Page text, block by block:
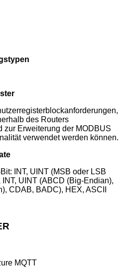
des Routers
zur Erweiterung der MODBUS
verwendet werden können.
INT, UINT (MSB oder LSB
INT, UINT (ABCD (Big-Endian),
CDAB, BADC), HEX, ASCII
MQTT